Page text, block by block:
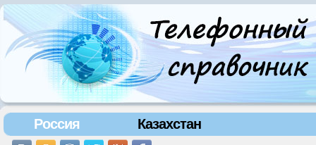
Россия Казахстан